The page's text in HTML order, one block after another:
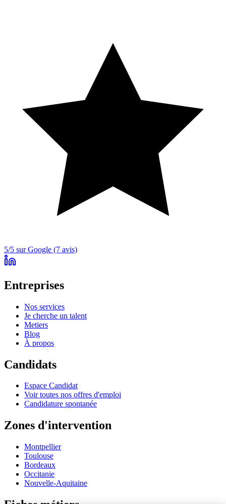
5/5 sur Google (7 avis)
Entreprises
Nos services
Je cherche un talent
Metiers
Blog
À propos
Candidats
Espace Candidat
Voir toutes nos offres d'emploi
Candidature spontanée
Zones d'intervention
Montpellier
Toulouse
Bordeaux
Occitanie
Nouvelle-Aquitaine